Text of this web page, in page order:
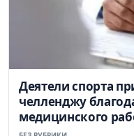
Деятели спорта
челленджу
медицинского